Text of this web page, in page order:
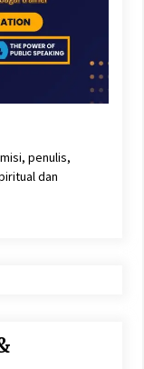
penulis,
dan